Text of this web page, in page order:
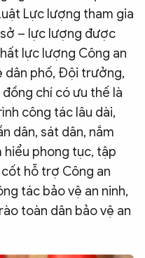
Công an
Lực lượng tham gia
– lực lượng được
lực lượng Công an
dân phố, Đội trưởng,
chí có ưu thế là
công tác lâu dài,
dân, sát dân, nắm
hiểu phong tục, tập
hỗ trợ Công an
tác bảo vệ an ninh,
toàn dân bảo vệ an